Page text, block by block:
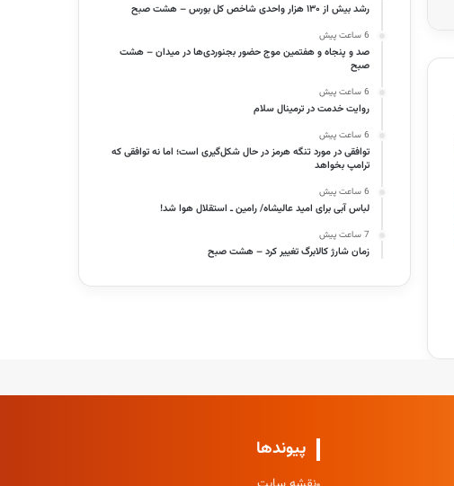
رشد بیش از ۱۳۰ هزار واحدی شاخص کل بورس – هشت صبح
6 ساعت پیش
صد و پنجاه و هفتمین موج حضور بجنوردی‌ها در میدان – هشت
صبح
6 ساعت پیش
روایت خدمت در ترمینال سلام
6 ساعت پیش
توافقی در مورد تنگه هرمز در حال شکل‌گیری است؛ اما نه توافقی که
ترامپ بخواهد
6 ساعت پیش
لباس آبی برای امید عالیشاه/ رامین ـ استقلال هوا شد!
7 ساعت پیش
زمان شارژ کالابرگ تغییر کرد – هشت صبح
پیوندها